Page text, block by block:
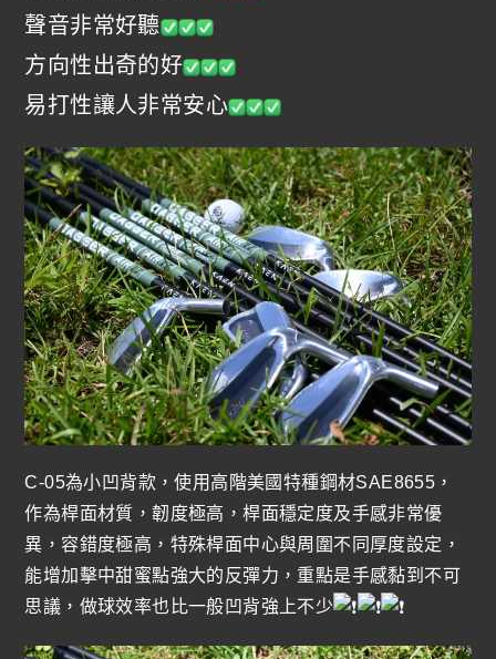
聲音非常好聽
方向性出奇的好
易打性讓人非常安心
C-05為小凹背款，使用高階美國特種鋼材SAE8655，
作為桿面材質，韌度極高，桿面穩定度及手感非常優
異，容錯度極高，特殊桿面中心與周圍不同厚度設定，
能增加擊中甜蜜點強大的反彈力，重點是手感黏到不可
思議，做球效率也比一般凹背強上不少